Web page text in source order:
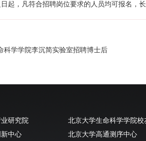
起，凡符合招聘岗位要求的人员均可报名，
科学学院李沉简实验室招聘博士后
研究院
北京大学生命科学学院校
中心
北京大学高通测序中心